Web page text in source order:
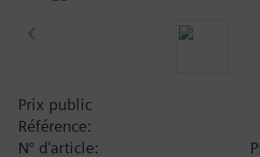
Prix public
Référence:
N° d'article: